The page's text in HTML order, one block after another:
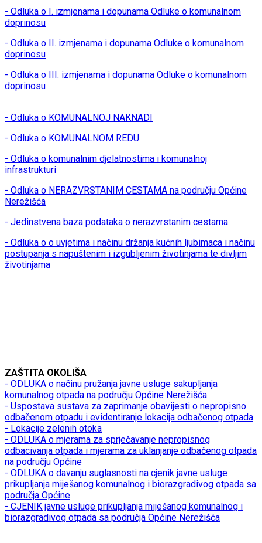
- Odluka o I. izmjenama i dopunama Odluke o komunalnom
doprinosu
- Odluka o II. izmjenama i dopunama Odluke o komunalnom
doprinosu
- Odluka o III. izmjenama i dopunama Odluke o komunalnom
doprinosu
- Odluka o KOMUNALNOJ NAKNADI
- Odluka o KOMUNALNOM REDU
- Odluka o komunalnim djelatnostima i komunalnoj
infrastrukturi
- Odluka o NERAZVRSTANIM CESTAMA na području Općine
Nerežišća
- Jedinstvena baza podataka o nerazvrstanim cestama
- Odluka o o uvjetima i načinu držanja kućnih ljubimaca i načinu
postupanja s napuštenim i izgubljenim životinjama te divljim
životinjama
ZAŠTITA OKOLIŠA
- ODLUKA o načinu pružanja javne usluge sakupljanja
komunalnog otpada na području Općine Nerežišća
- Uspostava sustava za zaprimanje obavijesti o nepropisno
odbačenom otpadu i evidentiranje lokacija odbačenog otpada
- Lokacije zelenih otoka
- ODLUKA o mjerama za sprječavanje nepropisnog
odbacivanja otpada i mjerama za uklanjanje odbačenog otpada
na području Općine
- ODLUKA o davanju suglasnosti na cjenik javne usluge
prikupljanja miješanog komunalnog i biorazgradivog otpada sa
područja Općine
- CJENIK javne usluge prikupljanja miješanog komunalnog i
biorazgradivog otpada sa područja Općine Nerežišća